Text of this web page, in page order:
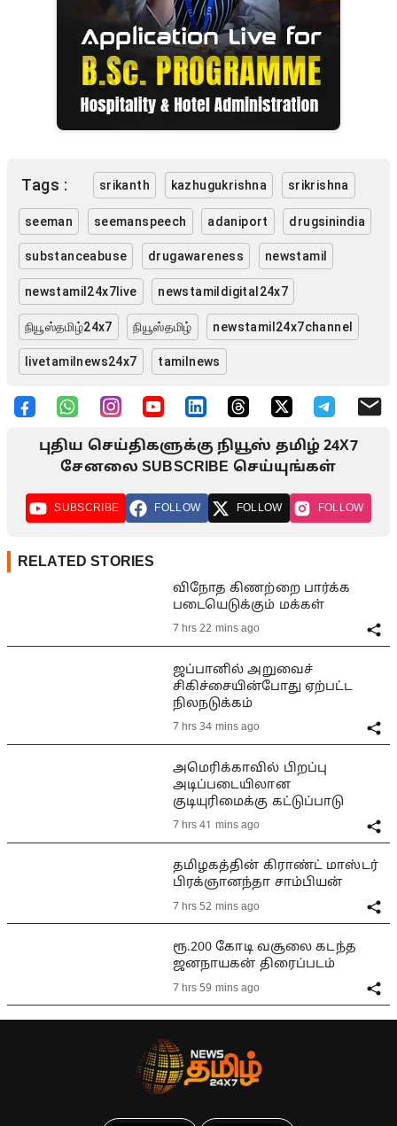
Tags : srikanth kazhugukrishna srikrishna
seeman seemanspeech adaniport drugsinindia
substanceabuse drugawareness newstamil
newstamil24x7live newstamildigital24x7
நியூஸ்தமிழ்24x7 நியூஸ்தமிழ் newstamil24x7channel
livetamilnews24x7 tamilnews
புதிய செய்திகளுக்கு நியூஸ் தமிழ் 24X7
சேனலை SUBSCRIBE செய்யுங்கள்
SUBSCRIBE FOLLOW FOLLOW FOLLOW
RELATED STORIES
விநோத கிணற்றை பார்க்க
படையெடுக்கும் மக்கள்
7 hrs 22 mins ago
ஜப்பானில் அறுவைச்
சிகிச்சையின்போது ஏற்பட்ட
நிலநடுக்கம்
7 hrs 34 mins ago
அமெரிக்காவில் பிறப்பு
அடிப்படையிலான
குடியுரிமைக்கு கட்டுப்பாடு
7 hrs 41 mins ago
தமிழகத்தின் கிராண்ட் மாஸ்டர்
பிரக்ஞானந்தா சாம்பியன்
7 hrs 52 mins ago
ரூ.200 கோடி வசூலை கடந்த
ஜனநாயகன் திரைப்படம்
7 hrs 59 mins ago